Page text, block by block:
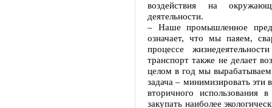
воздействия на
деятельности.
– Наше промышленное
означает, что мы паяем,
процессе
транспорт также не делает
целом в год мы
задача – минимизировать
вторичного использования
закупать наиболее